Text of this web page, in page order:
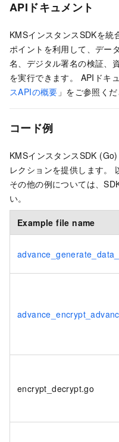
APIドキュメント
KMSインスタンスSDKを統
ポイントを利用して、デー
名、デジタル署名の検証、
を実行できます。 APIドキ
スAPIの概要 」をご参照くだ
コード例
KMSインスタンスSDK
レクションを提供します。
その他の例については、
い。
Example file name
encrypt_decrypt.go